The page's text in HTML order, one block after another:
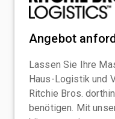
Angebot
Lassen Sie Ihre
Haus-Logistik und
Ritchie Bros.
benötigen. Mit